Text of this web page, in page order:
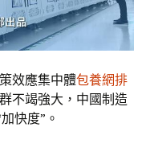
效應集中體包養網排
不竭強大，中國制造
快度”。